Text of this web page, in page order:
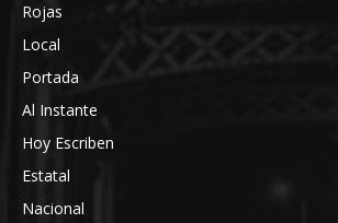
Rojas
Local
Portada
Al Instante
Hoy Escriben
Estatal
Nacional